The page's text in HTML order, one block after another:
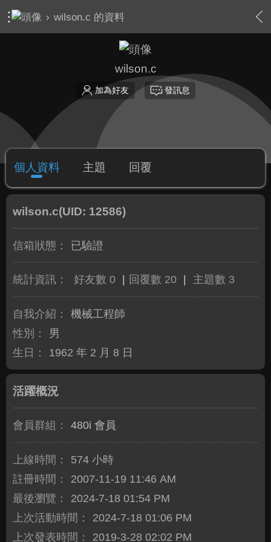
› wilson.c 的資料
wilson.c
加為好友 發訊息
個人資料 主題 回覆
wilson.c(UID: 12586)
信箱狀態： 已驗證
統計資訊： 好友數 0 回覆數 20 主題數 3
自我介紹：
機械工程師
性別：
男
生日：
1962 年 2 月 8 日
活躍概況
會員群組： 480i 會員
上線時間：
574 小時
註冊時間：
2007-11-19 11:46 AM
最後瀏覽：
2024-7-18 01:54 PM
上次活動時間：
2024-7-18 01:06 PM
上次發表時間：
2019-3-28 02:02 PM